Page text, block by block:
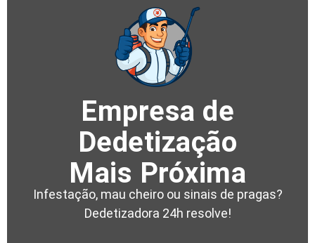
Empresa de
Dedetização
Mais Próxima
Infestação, mau cheiro ou sinais de pragas?
Dedetizadora 24h resolve!